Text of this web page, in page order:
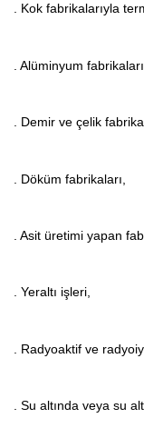
. Kok fabrikalarıyla
. Alüminyum fabrikaları,
. Demir ve çelik
. Döküm fabrikaları,
. Asit üretimi yapan
. Yeraltı işleri,
. Radyoaktif ve
. Su altında veya su